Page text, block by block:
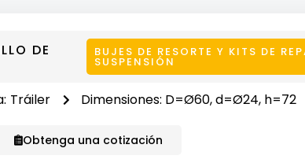
DE BUJES DE RESORTE Y KITS DE
SUSPENSIÓN
Tráiler Dimensiones: D=Ø60, d=Ø24, h=72
Obtenga una cotización